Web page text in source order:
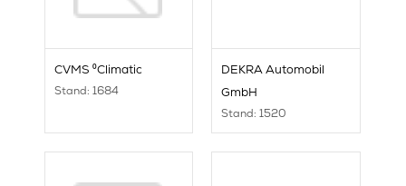
CVMS ⁰Climatic
Stand: 1684
DEKRA Automobil
GmbH
Stand: 1520